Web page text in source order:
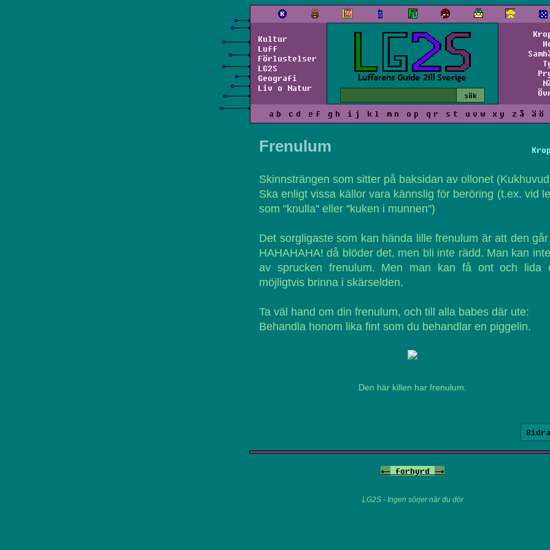
Kultur
Luff
Förlustelser
LG2S
Geografi
Liv o Natur
a b c d e f g h i j k l m n o p q r s t u v w x y z å ä ö
Frenulum
Skinnsträngen som sitter på baksidan av ollonet
Ska enligt vissa källor vara kännslig för beröring (t.ex. vid
som "knulla" eller "kuken i munnen")
Det sorgligaste som kan hända lille frenulum är att den
HAHAHAHA! då blöder det, men bli inte rädd. Man kan
av sprucken frenulum. Men man kan få ont och lida
möjligtvis brinna i skärselden.
Ta väl hand om din frenulum, och till alla babes där ute:
Behandla honom lika fint som du behandlar en piggelin.
Den här killen har frenulum.
<- forhyrd ->
LG2S - Ingen sörjer när du dör